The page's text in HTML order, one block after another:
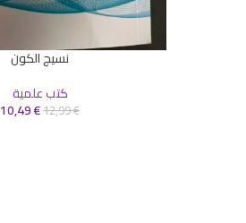
نسيج الكون
كتب علمية
12,99€
10,49€